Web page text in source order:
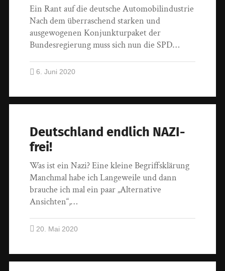
Ein Rant auf die deutsche Automobilindustrie
Nach dem überraschend starken und
ausgewogenen Konjunkturpaket der
Bundesregierung muss sich nun die SPD…
6. Juni 2020
Deutschland endlich NAZI-
frei!
Was ist ein Nazi? Eine kleine Begriffsklärung
Manchmal habe ich Langeweile und dann
brauche ich mal ein paar „Alternative
Ansichten“,…
20. Mai 2020